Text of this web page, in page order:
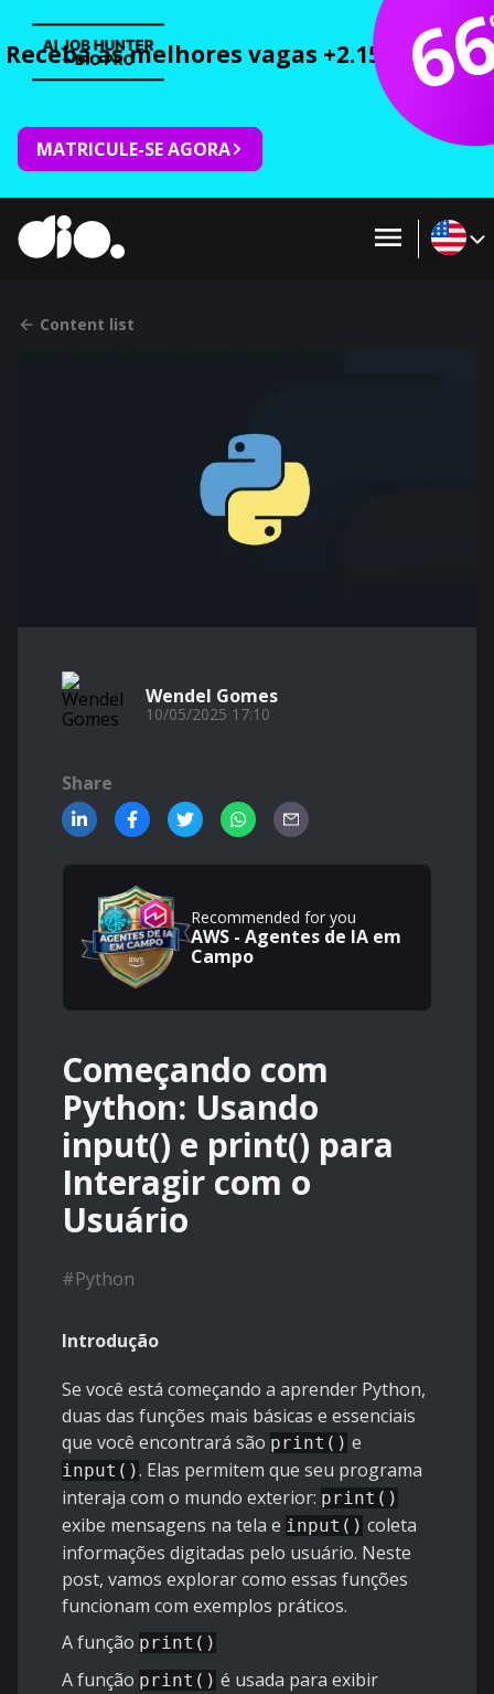
Receba as melhores vagas +2.150 cursos
MATRICULE-SE AGORA
Content list
Wendel Gomes
10/05/2025 17:10
Share
Recommended for you
AWS - Agentes de IA em
Campo
Começando com
Python: Usando
input() e print() para
Interagir com o
Usuário
#Python
Introdução
Se você está começando a aprender Python,
duas das funções mais básicas e essenciais
que você encontrará são print() e
input(). Elas permitem que seu programa
interaja com o mundo exterior: print()
exibe mensagens na tela e input() coleta
informações digitadas pelo usuário. Neste
post, vamos explorar como essas funções
funcionam com exemplos práticos.
A função print()
A função print() é usada para exibir